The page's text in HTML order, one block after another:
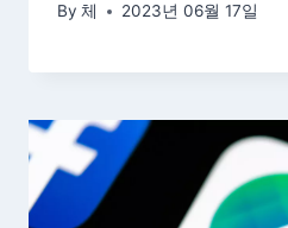
By 체 2023년 06월 17일